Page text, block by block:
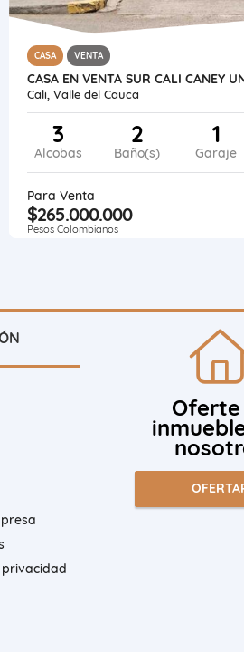
CASA VENTA
Cali, Valle del Cauca
3
Alcobas
2
Baño(s)
1
Garaje
Para Venta
$265.000.000
Pesos Colombianos
privacidad
Oferte